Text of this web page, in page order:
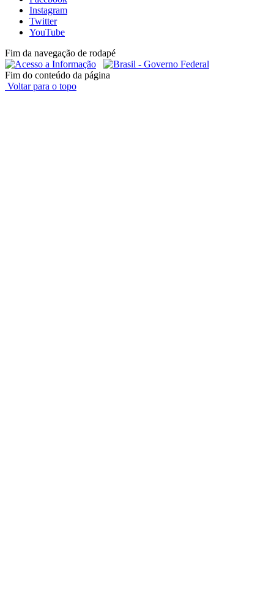
Instagram
Twitter
YouTube
Fim da navegação de rodapé
Fim do conteúdo da página
Voltar para o topo